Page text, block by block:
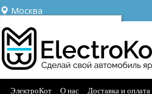
Москва
Ваш город —
Угадали?
ЭлектроКот О нас Доставка и оплата